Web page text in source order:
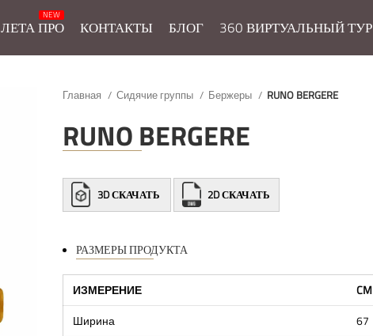
ЛЕТА ПРО КОНТАКТЫ БЛОГ 360 ВИРТУАЛЬНЫЙ ТУР
Главная Сидячие группы Бержеры RUNO BERGERE
RUNO BERGERE
3D СКАЧАТЬ 2D СКАЧАТЬ
РАЗМЕРЫ ПРОДУКТА
ИЗМЕРЕНИЕ CM
Ширина
67